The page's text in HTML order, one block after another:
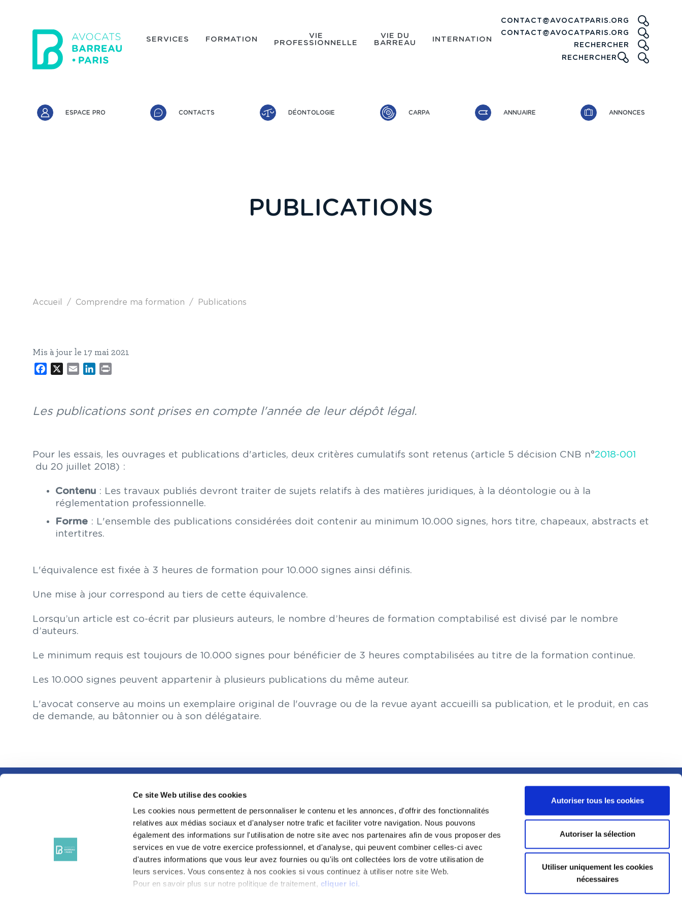
Ce site Web utilise des cookies
Les cookies nous permettent de personnaliser le contenu et les annonces, d'offrir des fonctionnalités
relatives aux médias sociaux et d'analyser notre trafic et faciliter votre navigation. Nous pouvons
également des informations sur l'utilisation de notre site avec nos partenaires afin de vous proposer des
services en vue de votre exercice professionnel, et d'analyse, qui peuvent combiner celles-ci avec
d'autres informations que vous leur avez fournies ou qu'ils ont collectées lors de votre utilisation de
leurs services. Vous consentez à nos cookies si vous continuez à utiliser notre site Web.
Pour en savoir plus sur notre politique de traitement, cliquer ici.
Autoriser tous les cookies
Autoriser la sélection
Utiliser uniquement les cookies
nécessaires
SERVICES FORMATION
VIE
PROFESSIONNELLE
VIE DU
BARREAU
INTERNATIONAL
CONTACT@AVOCATPARIS.ORG
CONTACT@AVOCATPARIS.ORG
RECHERCHER
RECHERCHER ICONE
Accès rapide
ESPACE PRO CONTACTS DÉONTOLOGIE CARPA ANNUAIRE ANNONCES
PUBLICATIONS
Fil d'Ariane
Accueil Comprendre ma formation Publications
Mis à jour le 17 mai 2021
Facebook
X Email LinkedIn
Les publications sont prises en compte l'année de leur dépôt légal.
Pour les essais, les ouvrages et publications d'articles, deux critères cumulatifs sont retenus (article 5 décision CNB n°2018-001
du 20 juillet 2018) :
Contenu : Les travaux publiés devront traiter de sujets relatifs à des matières juridiques, à la déontologie ou à la
réglementation professionnelle.
Forme : L'ensemble des publications considérées doit contenir au minimum 10.000 signes, hors titre, chapeaux, abstracts et
intertitres.
L'équivalence est fixée à 3 heures de formation pour 10.000 signes ainsi définis.
Une mise à jour correspond au tiers de cette équivalence.
Lorsqu’un article est co-écrit par plusieurs auteurs, le nombre d’heures de formation comptabilisé est divisé par le nombre
d’auteurs.
Le minimum requis est toujours de 10.000 signes pour bénéficier de 3 heures comptabilisées au titre de la formation continue.
Les 10.000 signes peuvent appartenir à plusieurs publications du même auteur.
L'avocat conserve au moins un exemplaire original de l'ouvrage ou de la revue ayant accueilli sa publication, et le produit, en cas
de demande, au bâtonnier ou à son délégataire.
FOOTER
L'INCUBATEUR
CDAAP
LA CONFÉRENCE
PROGRAMME REPIT
PROTECTION KERIALIS
ESPACE PRESSE
MENTIONS LÉGALES
DÉCLARATION DE